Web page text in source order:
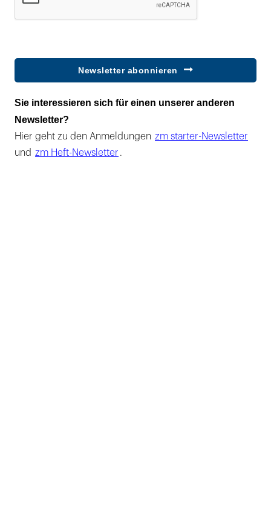
Newsletter abonnieren
Sie interessieren sich für einen unserer anderen
Newsletter?
Hier geht zu den Anmeldungen zm starter-Newsletter
und zm Heft-Newsletter .